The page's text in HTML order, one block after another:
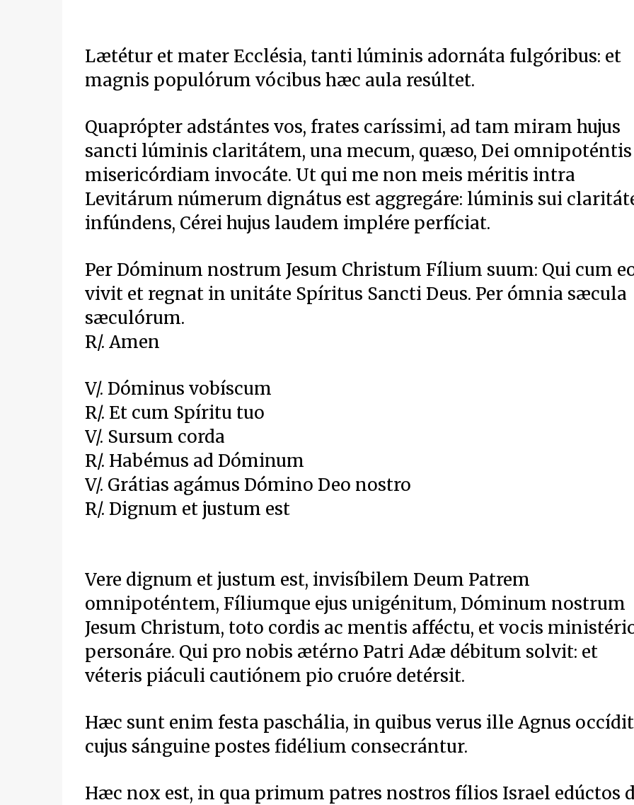
Lætétur et mater Ecclésia, tanti lúminis adornáta fulgóribus: et
magnis populórum vócibus hæc aula resúltet.
Quaprópter adstántes vos, frates caríssimi, ad tam miram hujus
sancti lúminis claritátem, una mecum, quæso, Dei omnipoténtis
misericórdiam invocáte. Ut qui me non meis méritis intra
Levitárum númerum dignátus est aggregáre: lúminis sui
infúndens, Cérei hujus laudem implére perfíciat.
Per Dóminum nostrum Jesum Christum Fílium suum: Qui cum
vivit et regnat in unitáte Spíritus Sancti Deus. Per ómnia sæcula
sæculórum.
R/. Amen
V/. Dóminus vobíscum
R/. Et cum Spíritu tuo
V/. Sursum corda
R/. Habémus ad Dóminum
V/. Grátias agámus Dómino Deo nostro
R/. Dignum et justum est
Vere dignum et justum est, invisíbilem Deum Patrem
omnipoténtem, Fíliumque ejus unigénitum, Dóminum nostrum
Jesum Christum, toto cordis ac mentis afféctu, et vocis
personáre. Qui pro nobis ætérno Patri Adæ débitum solvit: et
véteris piáculi cautiónem pio cruóre detérsit.
Hæc sunt enim festa paschália, in quibus verus ille Agnus
cujus sánguine postes fidélium consecrántur.
Hæc nox est, in qua primum patres nostros fílios Israel edúctos